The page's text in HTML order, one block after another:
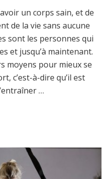
un corps sain, et de
de la vie sans aucune
sont les personnes qui
et jusqu’à maintenant.
moyens pour mieux se
c’est-à-dire qu’il est
…